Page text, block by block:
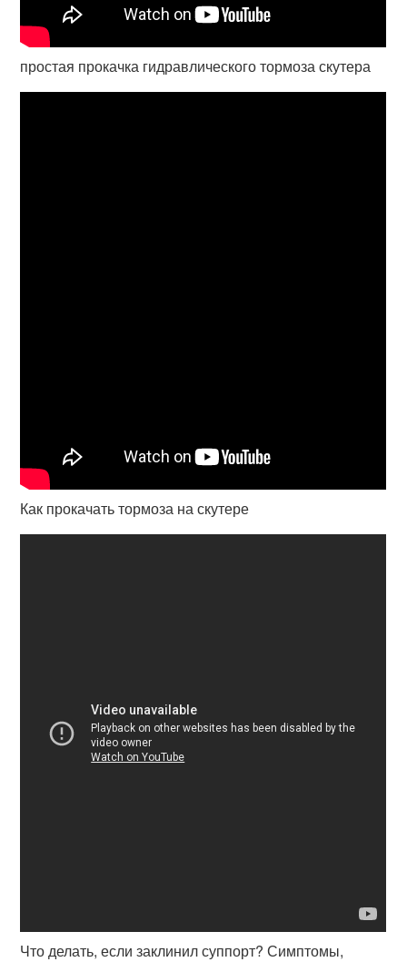
простая прокачка гидравлического тормоза скутера
Как прокачать тормоза на скутере
Что делать, если заклинил суппорт? Симптомы,